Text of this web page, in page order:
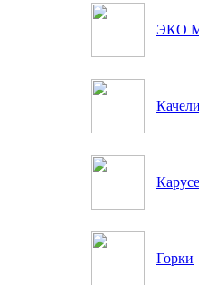
ЭКО
Качели
Горки